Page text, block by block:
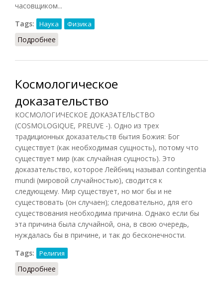
часовщиком...
Tags:
Наука Физика
Подробнее
Космологическое
доказательство
КОСМОЛОГИЧЕСКОЕ ДОКАЗАТЕЛЬСТВО
(COSMOLOGIQUE, PREUVE -). Одно из трех
традиционных доказательств бытия Божия: Бог
существует (как необходимая сущность), потому что
существует мир (как случайная сущность). Это
доказательство, которое Лейбниц называл contingentia
mundi (мировой случайностью), сводится к
следующему. Мир существует, но мог бы и не
существовать (он случаен); следовательно, для его
существования необходима причина. Однако если бы
эта причина была случайной, она, в свою очередь,
нуждалась бы в причине, и так до бесконечности.
Tags:
Религия
Подробнее